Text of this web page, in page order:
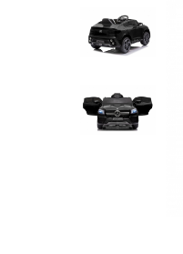
Motociclete Drift-Trike
Masinute electrice Mercedes
Piese & Accesorii
Jucarii RC cu telecomanda